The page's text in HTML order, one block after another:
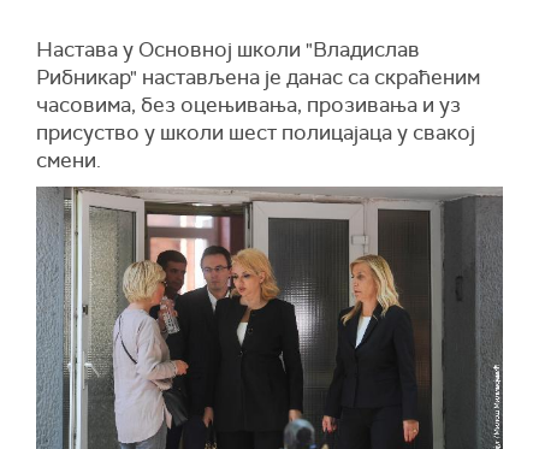
Настава у Основној школи "Владислав
Рибникар" настављена је данас са скраћеним
часовима, без оцењивања, прозивања и уз
присуство у школи шест полицајаца у свакој
смени.